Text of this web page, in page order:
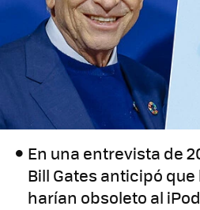
En una entrevista de
Bill Gates anticipó
harían obsoleto al iPod